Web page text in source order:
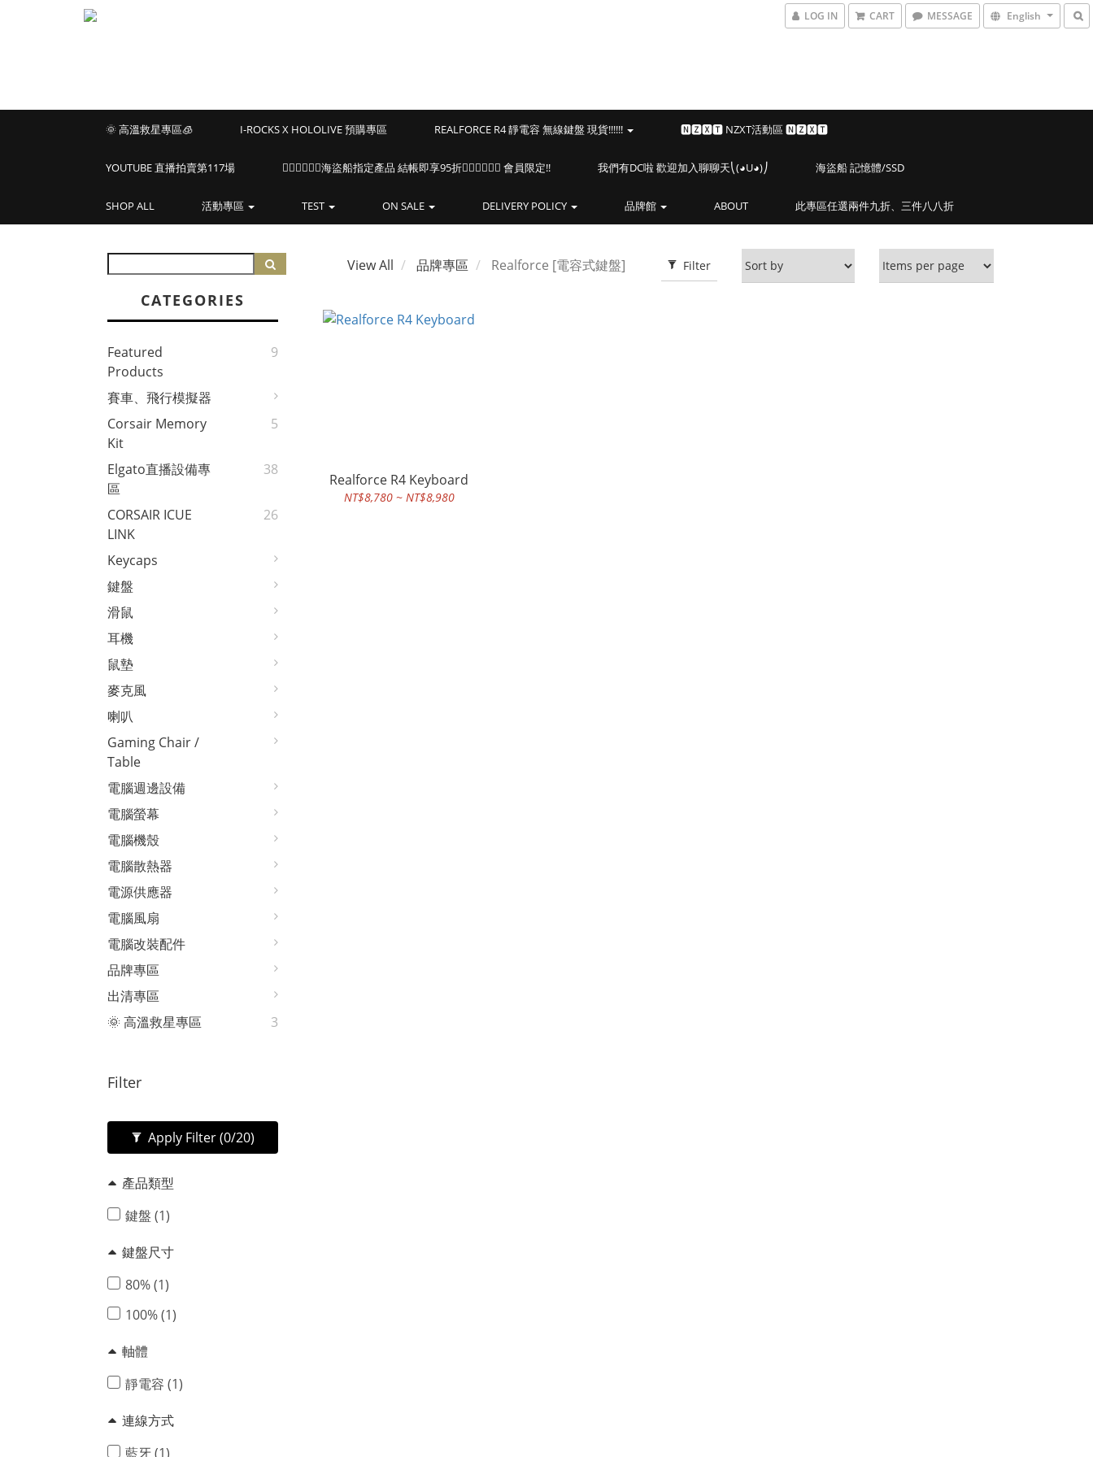
LOG IN CART MESSAGE English
🌞 高溫救星專區🧊 I-ROCKS X HOLOLIVE 預購專區 REALFORCE R4 靜電容 無線鍵盤 現貨!!!!!! 🅽🆉🆇🆃 NZXT活動區 🅽🆉🆇🆃
YOUTUBE 直播拍賣第117場 🏴‍☠️🏴‍☠️🏴‍☠️海盜船指定產品 結帳即享95折🏴‍☠️🏴‍☠️🏴‍☠️ 會員限定!! 我們有DC啦 歡迎加入聊聊天⎝(◕U◕)⎠ 海盜船 記憶體/SSD
SHOP ALL 活動專區 TEST ON SALE DELIVERY POLICY 品牌館 ABOUT 此專區任選兩件九折、三件八八折
CATEGORIES
Featured
Products
9
賽車、飛行模擬器
Corsair Memory
Kit
5
Elgato直播設備專
區
38
CORSAIR ICUE
LINK
26
Keycaps
鍵盤
滑鼠
耳機
鼠墊
麥克風
喇叭
Gaming Chair /
Table
電腦週邊設備
電腦螢幕
電腦機殼
電腦散熱器
電源供應器
電腦風扇
電腦改裝配件
品牌專區
出清專區
🌞 高溫救星專區
3
Filter
Apply Filter(0/20)
產品類型
鍵盤 (1)
鍵盤尺寸
80% (1)
100% (1)
軸體
靜電容 (1)
連線方式
藍牙 (1)
Filter
View All 品牌專區 Realforce [電容式鍵盤]
Realforce R4 Keyboard
NT$8,780 ~ NT$8,980